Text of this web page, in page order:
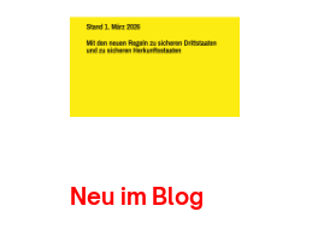
Neu im Blog